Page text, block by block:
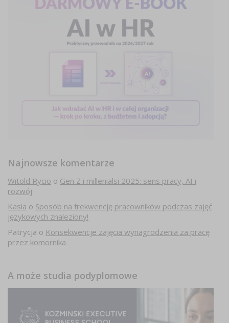
Najnowsze komentarze
Witold Rycio o Gen Z i millenialsi 2025: sens pracy, AI i
rozwój
Kasia o Sposób na frekwencję pracowników podczas zajęć
językowych znaleziony!
Patrycja o Konsekwencje zajęcia wynagrodzenia za pracę
przez komornika
A może studia podyplomowe